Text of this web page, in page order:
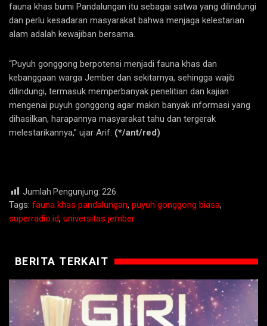
fauna khas bumi Pandalungan itu sebagai satwa yang dilindungi
dan perlu kesadaran masyarakat bahwa menjaga kelestarian
alam adalah kewajiban bersama.
“Puyuh gonggong berpotensi menjadi fauna khas dan
kebanggaan warga Jember dan sekitarnya, sehingga wajib
dilindungi, termasuk memperbanyak penelitian dan kajian
mengenai puyuh gonggong agar makin banyak informasi yang
dihasilkan, harapannya masyarakat tahu dan tergerak
melestarikannya,” ujar Arif. (*/ant/red)
Jumlah Pengunjung: 226
Tags: fauna khas pandalungan, puyuh gonggong biasa,
superradio.id, universitas jember
BERITA TERKAIT